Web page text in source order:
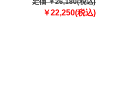
ジャストフィット tzjk-2b
￥22,250(税込)
ツ